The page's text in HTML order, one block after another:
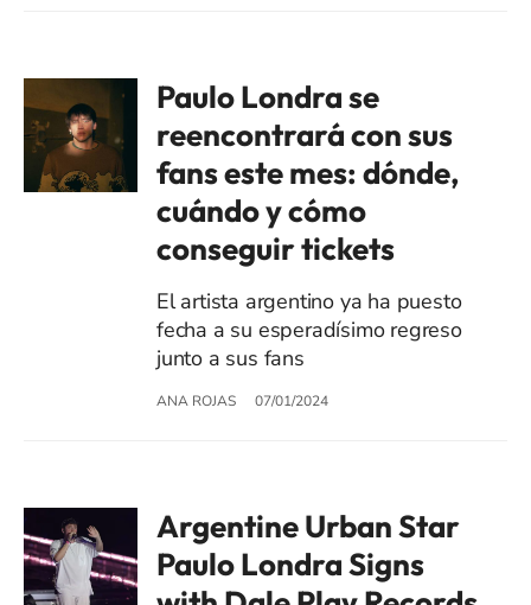
Paulo Londra se
reencontrará con sus
fans este mes: dónde,
cuándo y cómo
conseguir tickets
El artista argentino ya ha puesto
fecha a su esperadísimo regreso
junto a sus fans
ANA ROJAS 07/01/2024
Argentine Urban Star
Paulo Londra Signs